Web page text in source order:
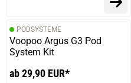
PODSYSTEME
Voopoo Argus G3 Pod
System Kit
ab 29,90 EUR*